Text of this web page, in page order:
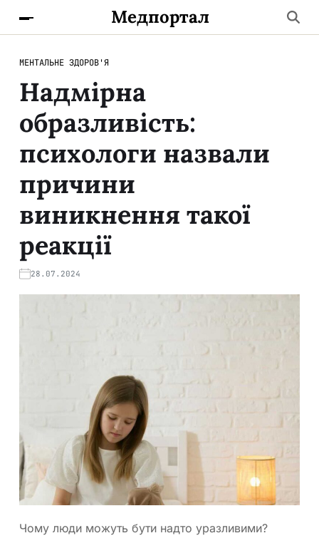
Медпортал
МЕНТАЛЬНЕ ЗДОРОВ'Я
Надмірна
образливість:
психологи назвали
причини
виникнення такої
реакції
28.07.2024
Чому люди можуть бути надто уразливими?